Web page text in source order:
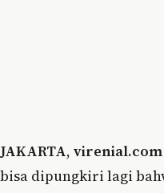
JAKARTA, virenial.com
bisa dipungkiri lagi